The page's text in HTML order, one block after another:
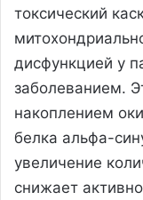
токсический
дисфункцией у
заболеванием.
накоплением
белка альфа-
увеличение
снижает